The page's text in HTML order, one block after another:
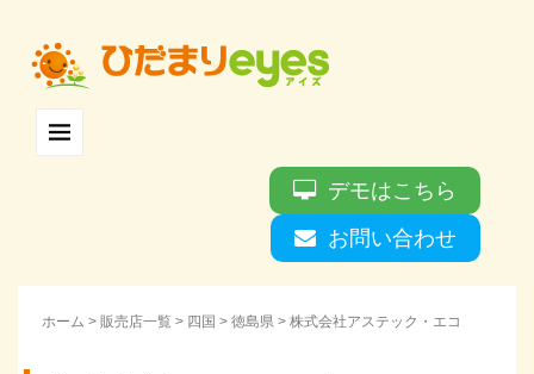
デモはこちら
お問い合わせ
ホーム > 販売店一覧 > 四国 > 徳島県 > 株式会社アステック・エコ